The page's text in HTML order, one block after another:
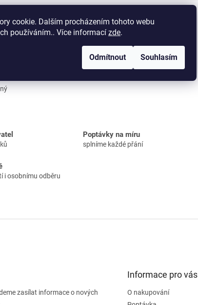
cookie. Dalším procházením tohoto webu
používáním.. Více informací zde.
Odmítnout Souhlasím
Oko - oko/ø10/Očnice
Poptávky na míru
splníme každé přání
i osobnímu odběru
zasílat informace o nových
Informace pro vás
O nakupování